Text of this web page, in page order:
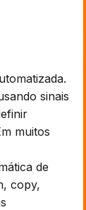
sinais
muitos
de
copy,